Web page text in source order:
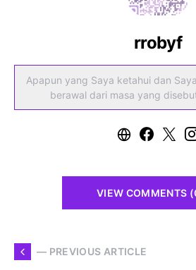
rrobyf
Apapun yang Saya ketahui dan
berawal dari masa yang
VIEW COMMENTS
— PREVIOUS ARTICLE